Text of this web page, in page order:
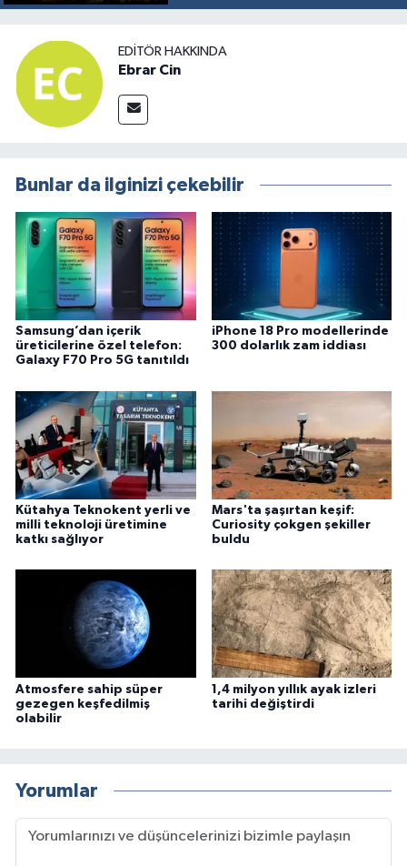
EDITÖR HAKKINDA
Ebrar Cin
Bunlar da ilginizi çekebilir
Samsung’dan içerik
üreticilerine özel telefon:
Galaxy F70 Pro 5G tanıtıldı
iPhone 18 Pro modellerinde
300 dolarlık zam iddiası
Kütahya Teknokent yerli ve
milli teknoloji üretimine
katkı sağlıyor
Mars'ta şaşırtan keşif:
Curiosity çokgen şekiller
buldu
Atmosfere sahip süper
gezegen keşfedilmiş
olabilir
1,4 milyon yıllık ayak izleri
tarihi değiştirdi
Yorumlar